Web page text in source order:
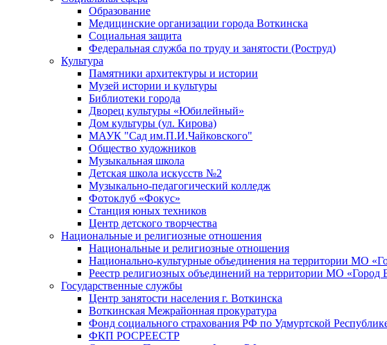
Образование
Медицинские организации города Воткинска
Социальная защита
Федеральная служба по труду и занятости (Роструд)
Культура
Памятники архитектуры и истории
Музей истории и культуры
Библиотеки города
Дворец культуры «Юбилейный»
Дом культуры (ул. Кирова)
МАУК "Сад им.П.И.Чайковского"
Общество художников
Музыкальная школа
Детская школа искусств №2
Музыкально-педагогический колледж
Фотоклуб «Фокус»
Станция юных техников
Центр детского творчества
Национальные и религиозные отношения
Национальные и религиозные отношения
Национально-культурные объединения на территории МО
Реестр религиозных объединений на территории МО «Город
Государственные службы
Центр занятости населения г. Воткинска
Воткинская Межрайонная прокуратура
Фонд социального страхования РФ по Удмуртской
ФКП РОСРЕЕСТР